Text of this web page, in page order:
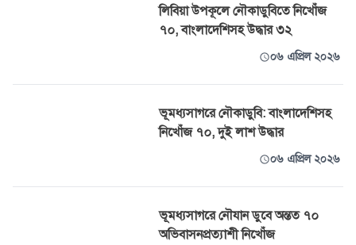
লিবিয়া উপকূলে নৌকাডুবিতে নিখোঁজ
৭০, বাংলাদেশিসহ উদ্ধার ৩২
০৬ এপ্রিল ২০২৬
ভূমধ্যসাগরে নৌকাডুবি: বাংলাদেশিসহ
নিখোঁজ ৭০, দুই লাশ উদ্ধার
০৬ এপ্রিল ২০২৬
ভূমধ্যসাগরে নৌযান ডুবে অন্তত ৭০
অভিবাসনপ্রত্যাশী নিখোঁজ